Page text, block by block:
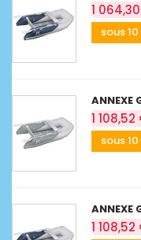
1
sous
ANNEXE
1 108,52
sous
ANNEXE
1 108,52